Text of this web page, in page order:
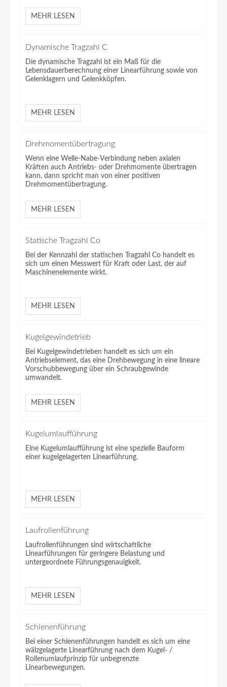
MEHR LESEN
Dynamische Tragzahl C
Die dynamische Tragzahl ist ein Maß für die
Lebensdauerberechnung einer Linearführung sowie von
Gelenklagern und Gelenkköpfen.
MEHR LESEN
Drehmomentübertragung
Wenn eine Welle-Nabe-Verbindung neben axialen
Kräften auch Antriebs- oder Drehmomente übertragen
kann, dann spricht man von einer positiven
Drehmomentübertragung.
MEHR LESEN
Statische Tragzahl Co
Bei der Kennzahl der statischen Tragzahl Co handelt es
sich um einen Messwert für Kraft oder Last, der auf
Maschinenelemente wirkt.
MEHR LESEN
Kugelgewindetrieb
Bei Kugelgewindetrieben handelt es sich um ein
Antriebselement, das eine Drehbewegung in eine lineare
Vorschubbewegung über ein Schraubgewinde
umwandelt.
MEHR LESEN
Kugelumlaufführung
Eine Kugelumlaufführung ist eine spezielle Bauform
einer kugelgelagerten Linearführung.
MEHR LESEN
Laufrollenführung
Laufrollenführungen sind wirtschaftliche
Linearführungen für geringere Belastung und
untergeordnete Führungsgenauigkeit.
MEHR LESEN
Schienenführung
Bei einer Schienenführungen handelt es sich um eine
wälzgelagerte Linearführung nach dem Kugel- /
Rollenumlaufprinzip für unbegrenzte
Linearbewegungen.